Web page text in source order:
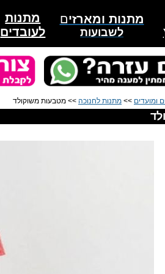
מתנות
לעובדים
מתנות ומארזים
לשבועות
ומועדים >> מתנות לחנוכה >> מטבעות משוקולד